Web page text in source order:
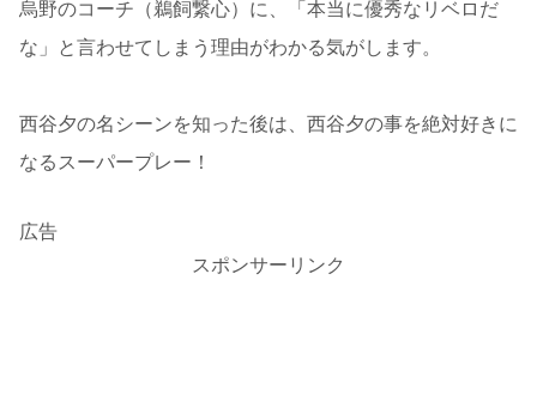
烏野のコーチ（鵜飼繋心）に、「本当に優秀なリベロだ
な」と言わせてしまう理由がわかる気がします。
西谷夕の名シーンを知った後は、西谷夕の事を絶対好きに
なるスーパープレー！
広告
スポンサーリンク